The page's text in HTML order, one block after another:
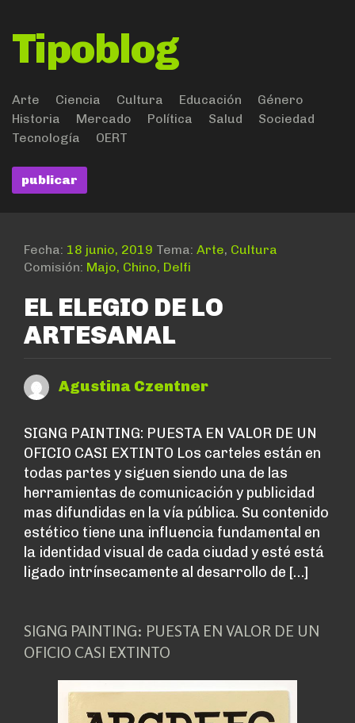
Tipoblog
Arte Ciencia Cultura Educación
Género
Historia
Mercado Política Salud
Sociedad
Tecnología
OERT
publicar
Fecha: 18 junio, 2019 Tema: Arte, Cultura
Comisión: Majo, Chino, Delfi
EL ELEGIO DE LO
ARTESANAL
Agustina Czentner
SIGNG PAINTING: PUESTA EN VALOR DE UN
OFICIO CASI EXTINTO Los carteles están en
todas partes y siguen siendo una de las
herramientas de comunicación y publicidad
mas difundidas en la vía pública. Su contenido
estético tiene una influencia fundamental en
la identidad visual de cada ciudad y esté está
ligado intrínsecamente al desarrollo de […]
SIGNG PAINTING: PUESTA EN VALOR DE UN
OFICIO CASI EXTINTO